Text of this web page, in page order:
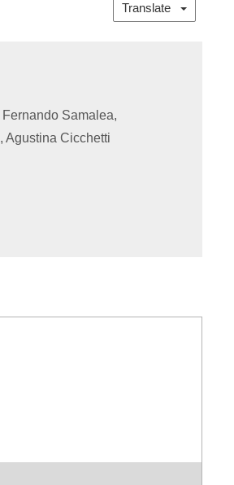
Translate
Fernando Samalea,
, Agustina Cicchetti